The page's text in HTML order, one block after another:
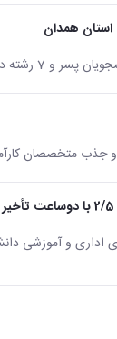
همدان
جذب متخصصان